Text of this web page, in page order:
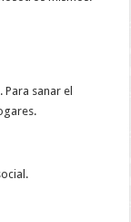
Para sanar el